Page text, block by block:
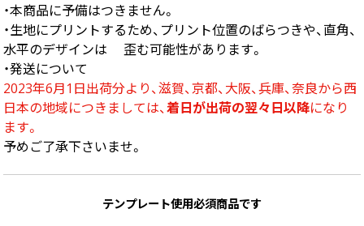
・本商品に予備はつきません。
・生地にプリントするため、プリント位置のばらつきや、直角、
水平のデザインは 歪む可能性があります。
・発送について
2023年6月1日出荷分より、滋賀、京都、大阪、兵庫、奈良から西
日本の地域につきましては、着日が出荷の翌々日以降になり
ます。
予めご了承下さいませ。
テンプレート使用必須商品です
折り加工
中綴じ冊子
無線綴じ冊子
封筒／クリアファイル